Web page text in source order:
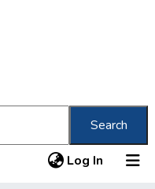
Search
Log In (current)